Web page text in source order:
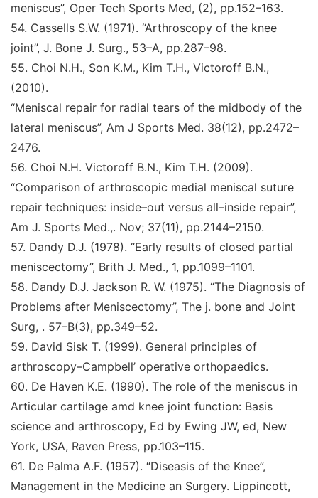
meniscus”, Oper Tech Sports Med, (2), pp.152–163.
54. Cassells S.W. (1971). “Arthroscopy of the knee
joint”, J. Bone J. Surg., 53–A, pp.287–98.
55. Choi N.H., Son K.M., Kim T.H., Victoroff B.N.,
(2010).
“Meniscal repair for radial tears of the midbody of the
lateral meniscus”, Am J Sports Med. 38(12), pp.2472–
2476.
56. Choi N.H. Victoroff B.N., Kim T.H. (2009).
“Comparison of arthroscopic medial meniscal suture
repair techniques: inside–out versus all–inside repair”,
Am J. Sports Med.,. Nov; 37(11), pp.2144–2150.
57. Dandy D.J. (1978). “Early results of closed partial
meniscectomy”, Brith J. Med., 1, pp.1099–1101.
58. Dandy D.J. Jackson R. W. (1975). “The Diagnosis of
Problems after Meniscectomy”, The j. bone and Joint
Surg, . 57–B(3), pp.349–52.
59. David Sisk T. (1999). General principles of
arthroscopy–Campbell’ operative orthopaedics.
60. De Haven K.E. (1990). The role of the meniscus in
Articular cartilage amd knee joint function: Basis
science and arthroscopy, Ed by Ewing JW, ed, New
York, USA, Raven Press, pp.103–115.
61. De Palma A.F. (1957). “Diseasis of the Knee”,
Management in the Medicine an Surgery. Lippincott,